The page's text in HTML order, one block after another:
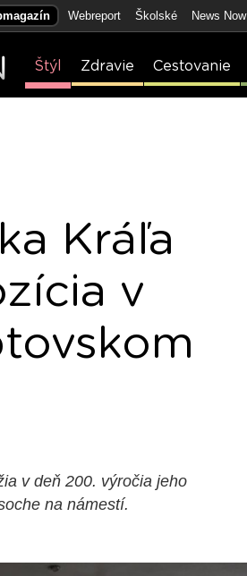
Webreport Školské News Now
Štýl Zdravie Cestovanie
Kráľa
v
v deň 200. výročia jeho
na námestí.